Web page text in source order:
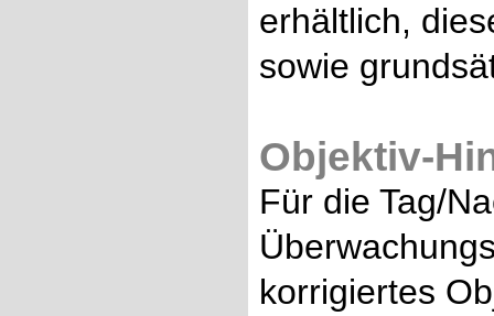
erhältlich,
sowie
Objektiv-
Für die Tag/
korrigiertes